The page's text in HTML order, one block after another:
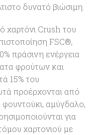
δυνατό βιώσιμη.
χαρτόνι Crush του
FSC®,
πράσινη ενέργεια
φρούτων και
15% του
προέρχονται από
αμύγδαλο,
για
χαρτονιού με